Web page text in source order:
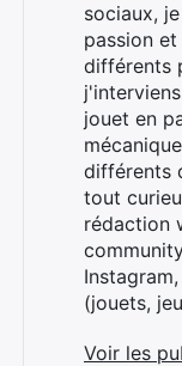
sociaux,
passion
différents
jouet en
différents
tout
rédaction
(jouets,
Voir les
: